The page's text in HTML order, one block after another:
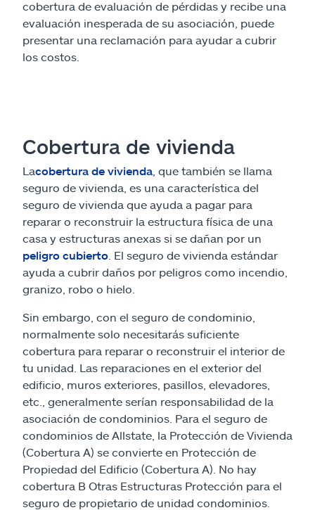
cobertura de evaluación de pérdidas y recibe una
evaluación inesperada de su asociación, puede
presentar una reclamación para ayudar a cubrir
los costos.
Cobertura de vivienda
Lacobertura de vivienda , que también se llama
seguro de vivienda, es una característica del
seguro de vivienda que ayuda a pagar para
reparar o reconstruir la estructura física de una
casa y estructuras anexas si se dañan por un
peligro cubierto . El seguro de vivienda estándar
ayuda a cubrir daños por peligros como incendio,
granizo, robo o hielo.
Sin embargo, con el seguro de condominio,
normalmente solo necesitarás suficiente
cobertura para reparar o reconstruir el interior de
tu unidad. Las reparaciones en el exterior del
edificio, muros exteriores, pasillos, elevadores,
etc., generalmente serían responsabilidad de la
asociación de condominios. Para el seguro de
condominios de Allstate, la Protección de Vivienda
(Cobertura A) se convierte en Protección de
Propiedad del Edificio (Cobertura A). No hay
cobertura B Otras Estructuras Protección para el
seguro de propietario de unidad condominios.